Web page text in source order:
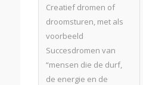
Creatief dromen of
droomsturen, met als
voorbeeld
Succesdromen van
“mensen die de durf,
de energie en de